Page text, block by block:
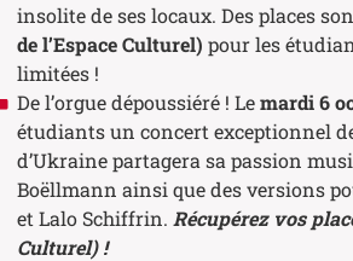
insolite de ses locaux. Des places
de l’Espace Culturel) pour les
limitées !
De l’orgue dépoussiéré ! Lemardi 6
étudiants un concert exceptionnel
d’Ukraine partagera sa passion
Boëllmann ainsi que des versions
et Lalo Schiffrin. Récupérez vos
Culturel) !